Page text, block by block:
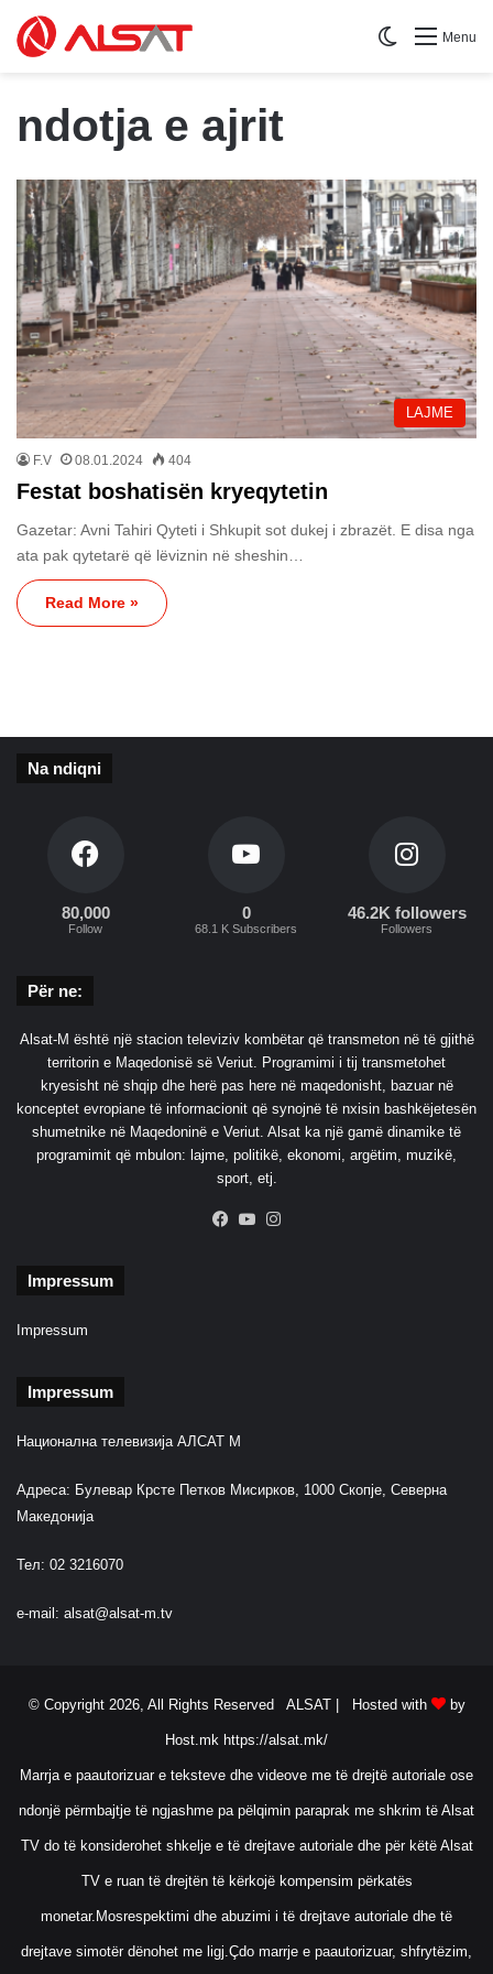
Menu
Switch skin
ndotja e ajrit
LAJME
F.V 08.01.2024 404
Festat boshatisën kryeqytetin
Gazetar: Avni Tahiri Qyteti i Shkupit sot dukej i zbrazët. E disa nga
ata pak qytetarë që lëviznin në sheshin…
Read More »
Na ndiqni
80,000
Follow
0
68.1 K Subscribers
46.2K followers
Followers
Për ne:
Alsat-M është një stacion televiziv kombëtar që transmeton në të gjithë
territorin e Maqedonisë së Veriut. Programimi i tij transmetohet
kryesisht në shqip dhe herë pas here në maqedonisht, bazuar në
konceptet evropiane të informacionit që synojnë të nxisin bashkëjetesën
shumetnike në Maqedoninë e Veriut. Alsat ka një gamë dinamike të
programimit që mbulon: lajme, politikë, ekonomi, argëtim, muzikë,
sport, etj.
Facebook
YouTube
Impressum
Impressum
Impressum
Национална телевизија АЛСАТ М
Адреса: Булевар Крсте Петков Мисирков, 1000 Скопје, Северна
Македонија
Тел: 02 3216070
e-mail: alsat@alsat-m.tv
© Copyright 2026, All Rights Reserved ALSAT | Hosted with by
Host.mk https://alsat.mk/
Marrja e paautorizuar e teksteve dhe videove me të drejtë autoriale ose
ndonjë përmbajtje të ngjashme pa pëlqimin paraprak me shkrim të Alsat
TV do të konsiderohet shkelje e të drejtave autoriale dhe për këtë Alsat
TV e ruan të drejtën të kërkojë kompensim përkatës
monetar.Mosrespektimi dhe abuzimi i të drejtave autoriale dhe të
drejtave simotër dënohet me ligj.Çdo marrje e paautorizuar, shfrytëzim,